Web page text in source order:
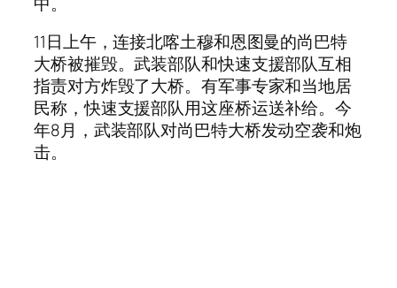
11日上午，连接北喀土穆和恩图曼的尚巴特
大桥被摧毁。武装部队和快速支援部队互相
指责对方炸毁了大桥。有军事专家和当地居
民称，快速支援部队用这座桥运送补给。今
年8月，武装部队对尚巴特大桥发动空袭和炮
击。